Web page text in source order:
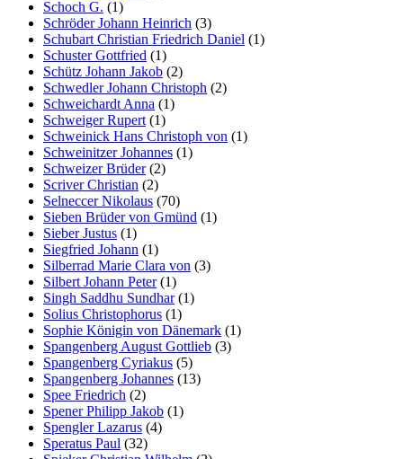
Schoch G. (1)
Schröder Johann Heinrich (3)
Schubart Christian Friedrich Daniel (1)
Schuster Gottfried (1)
Schütz Johann Jakob (2)
Schwedler Johann Christoph (2)
Schweichardt Anna (1)
Schweiger Rupert (1)
Schweinick Hans Christoph von (1)
Schweinitzer Johannes (1)
Schweizer Brüder(2)
Scriver Christian (2)
Selneccer Nikolaus (70)
Sieben Brüder von Gmünd (1)
Sieber Justus (1)
Siegfried Johann (1)
Silberrad Marie Clara von (3)
Silbert Johann Peter(1)
Singh Saddhu Sundhar(1)
Solius Christophorus (1)
Sophie Königin von Dänemark (1)
Spangenberg August Gottlieb (3)
Spangenberg Cyriakus (5)
Spangenberg Johannes (13)
Spee Friedrich (2)
Spener Philipp Jakob (1)
Spengler Lazarus (4)
Speratus Paul (32)